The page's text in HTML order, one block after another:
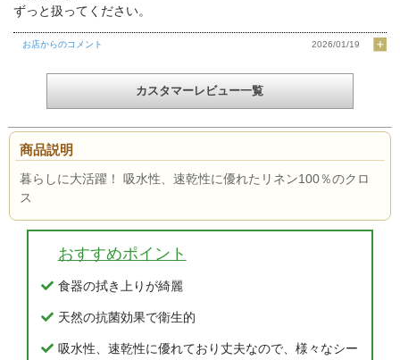
ずっと扱ってください。
お店からのコメント 2026/01/19
カスタマーレビュー一覧
商品説明
暮らしに大活躍！ 吸水性、速乾性に優れたリネン100％のクロ
ス
おすすめポイント
食器の拭き上りが綺麗
天然の抗菌効果で衛生的
吸水性、速乾性に優れており丈夫なので、様々なシー